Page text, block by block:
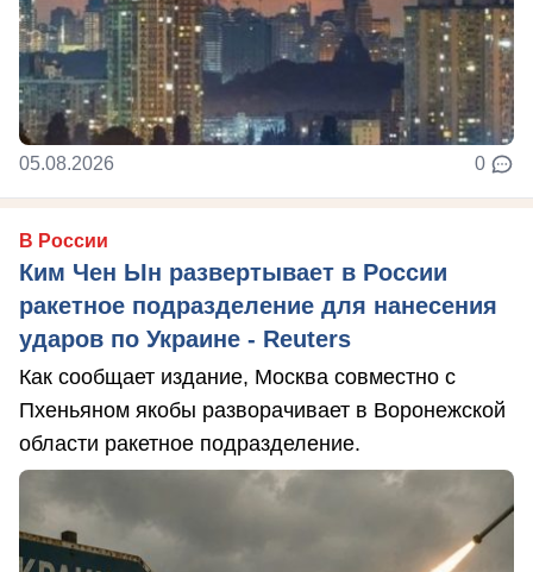
05.08.2026 0
В России
Ким Чен Ын развертывает в России
ракетное подразделение для нанесения
ударов по Украине - Reuters
Как сообщает издание, Москва совместно с
Пхеньяном якобы разворачивает в Воронежской
области ракетное подразделение.